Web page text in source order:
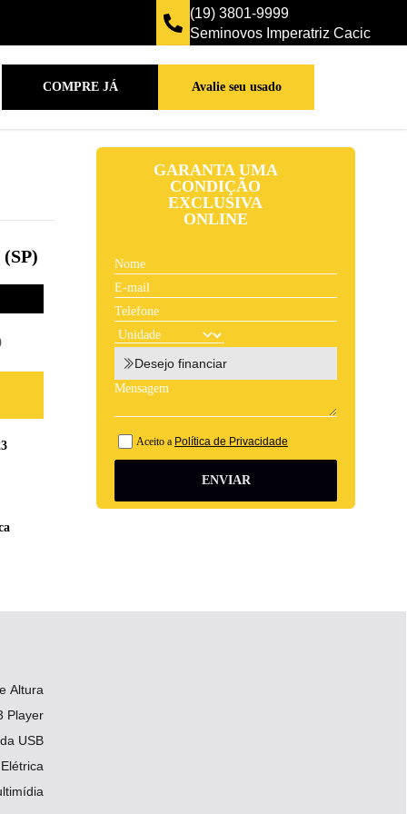
(19) 3801-9999
Seminovos Imperatriz Cacic
COMPRE JÁ Avalie seu usado
Altura
Player
USB
GARANTA UMA
CONDIÇÃO
EXCLUSIVA
ONLINE
Desejo financiar
Aceito a Política de Privacidade
ENVIAR